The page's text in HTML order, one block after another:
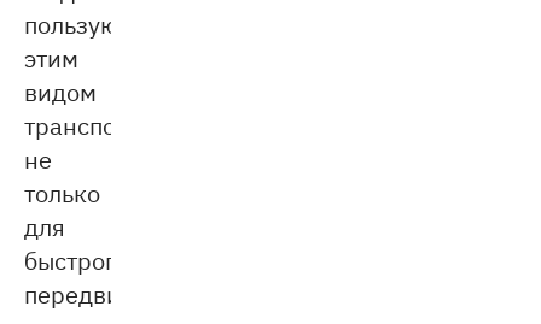
пользуются
этим
видом
транспорта
не
только
для
быстрого
передвижения